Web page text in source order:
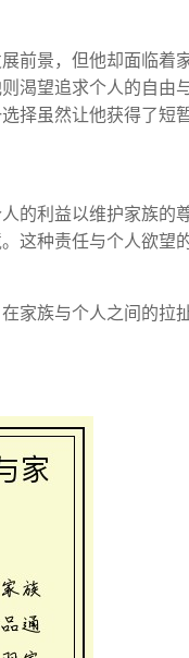
前景，但他却面临着
渴望追求个人的自由
虽然让他获得了短
的利益以维护家族的
这种责任与个人欲望
家族与个人之间的拉